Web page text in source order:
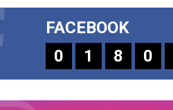
FACEBOOK
0
1 8 0